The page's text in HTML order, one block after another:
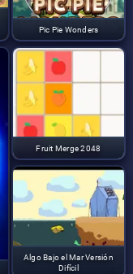
Pic Pie Wonders
Fruit Merge 2048
Algo Bajo el Mar Versión
Difícil